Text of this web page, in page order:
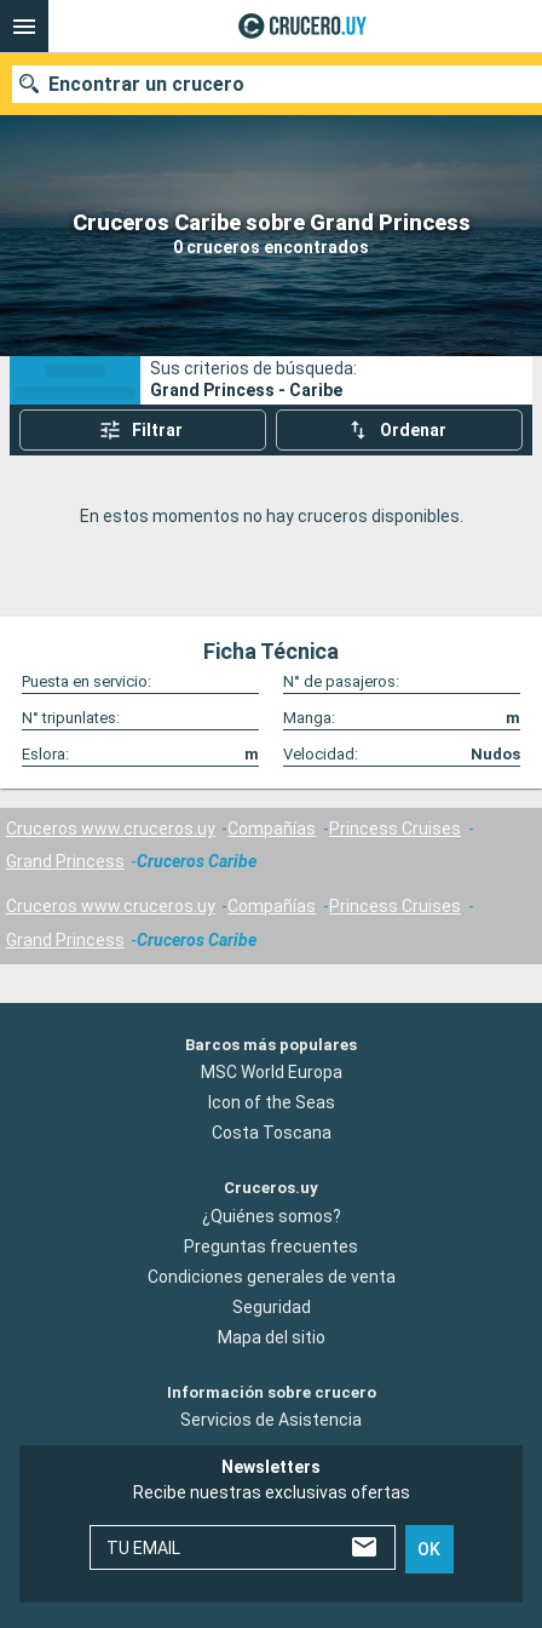
Cruceros Caribe sobre Grand Princess
0 cruceros encontrados
Encontrar un crucero
Nuestros destinos
Fecha de salida
Puertos Compañías
Buscar
Sus criterios de búsqueda:
Grand Princess - Caribe
Filtrar Ordenar
En estos momentos no hay cruceros disponibles.
Ficha Técnica
Puesta en servicio:
N° de pasajeros:
N° tripunlates:
Manga:
m
Eslora:
m Velocidad: Nudos
Cruceros www.cruceros.uy Compañías
Princess Cruises
Grand Princess
Cruceros Caribe
Cruceros www.cruceros.uy Compañías
Princess Cruises
Grand Princess
Cruceros Caribe
Barcos más populares
MSC World Europa
Icon of the Seas
Costa Toscana
Cruceros.uy
¿Quiénes somos?
Preguntas frecuentes
Condiciones generales de venta
Seguridad
Mapa del sitio
Información sobre crucero
Servicios de Asistencia
Newsletters
Recibe nuestras exclusivas ofertas
TU EMAIL OK